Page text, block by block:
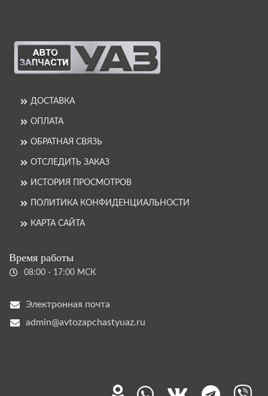
ДОСТАВКА
ОПЛАТА
ОБРАТНАЯ СВЯЗЬ
ОТСЛЕДИТЬ ЗАКАЗ
ИСТОРИЯ ПРОСМОТРОВ
ПОЛИТИКА КОНФИДЕНЦИАЛЬНОСТИ
КАРТА САЙТА
Время работы
08:00 - 17:00 МСК
Электронная почта
admin@avtozapchastyuaz.ru